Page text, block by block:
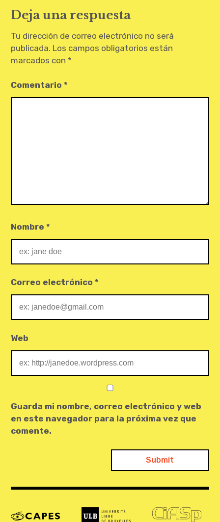
entradas
Deja una respuesta
Tu dirección de correo electrónico no será
publicada. Los campos obligatorios están
marcados con *
Comentario*
Nombre*
Correo electrónico*
Web
Guarda mi nombre, correo electrónico y web
en este navegador para la próxima vez que
comente.